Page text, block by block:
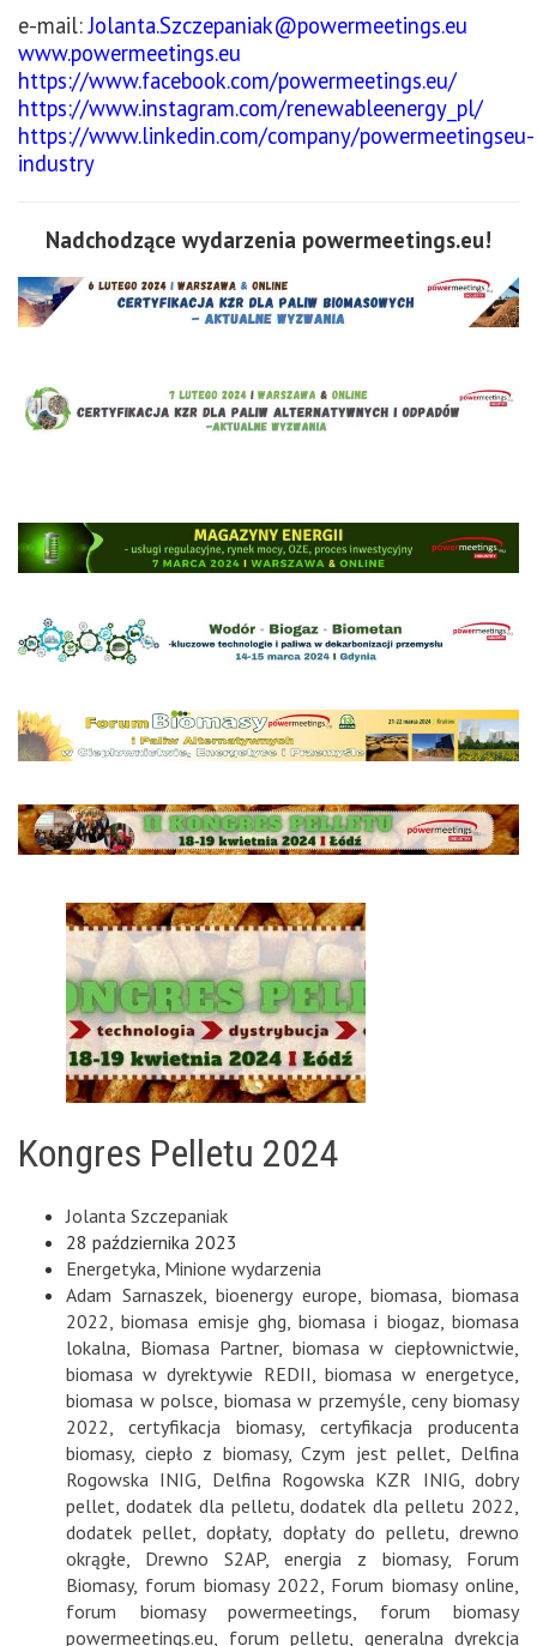
e-mail:Jolanta.Szczepaniak@powermeetings.eu
www.powermeetings.eu
https://www.facebook.com/powermeetings.eu/
https://www.instagram.com/renewableenergy_pl/
https://www.linkedin.com/company/powermeetingseu-
industry
Nadchodzące wydarzenia powermeetings.eu!
Kongres Pelletu 2024
Jolanta Szczepaniak
28 października 2023
Energetyka, Minione wydarzenia
Adam Sarnaszek,bioenergy europe,biomasa,biomasa
2022,biomasa emisje ghg,biomasa i biogaz,biomasa
lokalna, Biomasa Partner, biomasa w ciepłownictwie,
biomasa w dyrektywie REDII, biomasa w energetyce,
biomasa w polsce, biomasa w przemyśle,ceny biomasy
2022, certyfikacja biomasy, certyfikacja producenta
biomasy, ciepło z biomasy,Czym jest pellet, Delfina
Rogowska INIG, Delfina Rogowska KZR INIG,dobry
pellet, dodatek dla pelletu,dodatek dla pelletu 2022,
dodatek pellet,dopłaty, dopłaty do pelletu,drewno
okrągłe, Drewno S2AP, energia z biomasy, Forum
Biomasy, forum biomasy 2022, Forum biomasy online,
forum biomasy powermeetings, forum biomasy
powermeetings.eu, forum pelletu, generalna dyrekcja